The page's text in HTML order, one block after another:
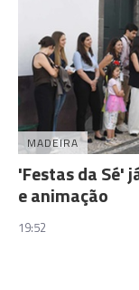
MADEIRA
'Festas da Sé'
e animação
19:52